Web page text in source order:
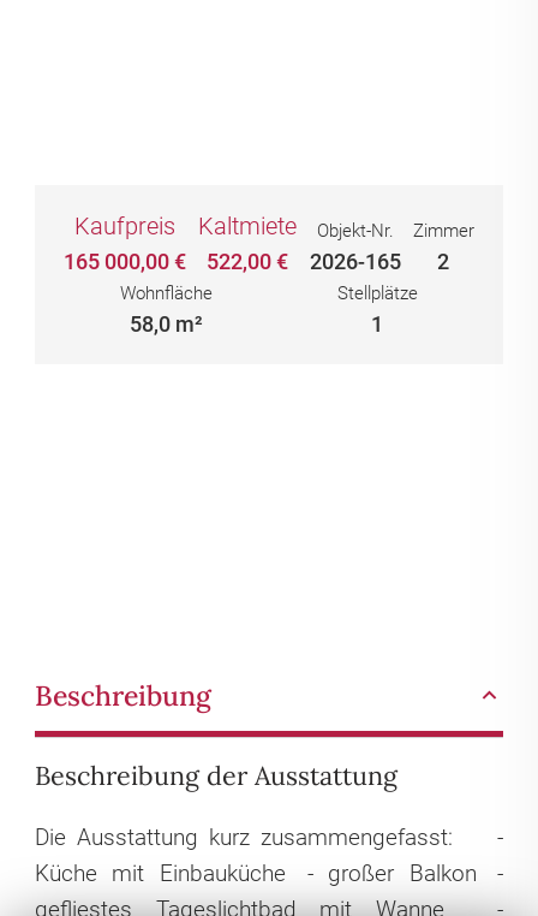
Kaufpreis
165 000,00 €
Kaltmiete
522,00 €
Objekt-Nr.
2026-165
Zimmer
2
Wohnfläche
58,0 m²
Stellplätze
1
Beschreibung
Beschreibung der Ausstattung
Die Ausstattung kurz zusammengefasst:
-
Küche mit Einbauküche
- großer Balkon
-
gefliestes Tageslichtbad mit Wanne -